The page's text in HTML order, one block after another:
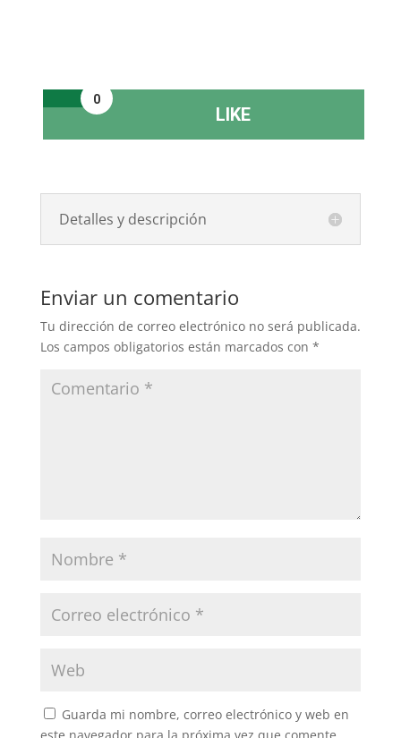
0
LIKE
Detalles y descripción
Enviar un comentario
Tu dirección de correo electrónico no será publicada.
Los campos obligatorios están marcados con *
Guarda mi nombre, correo electrónico y web en